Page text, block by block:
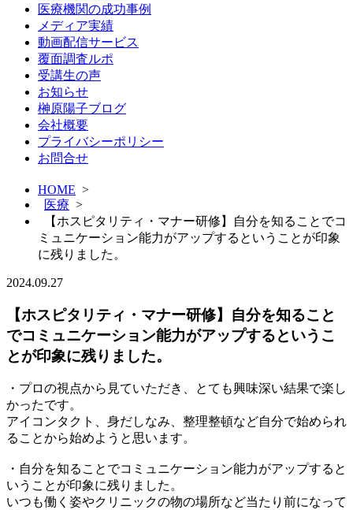
医療機関の成功事例
メディア実績
動画配信サービス
覆面調査ルポ
受講生の声
お知らせ
榊原陽子ブログ
会社概要
プライバシーポリシー
お問合せ
HOME >
医療 >
【ホスピタリティ・マナー研修】自分を知ることでコ
ミュニケーション能力がアップするということが印象
に残りました。
2024.09.27
【ホスピタリティ・マナー研修】自分を知ること
でコミュニケーション能力がアップするというこ
とが印象に残りました。
・プロの視点から見ていただき、とても興味深い結果で楽し
かったです。
アイコンタクト、身だしなみ、整理整頓など自分で始められ
ることから始めようと思います。
・自分を知ることでコミュニケーション能力がアップすると
いうことが印象に残りました。
いつも働く姿やクリニックの物の場所など当たり前になって